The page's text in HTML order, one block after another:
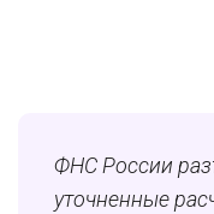
ФНС России
уточненные